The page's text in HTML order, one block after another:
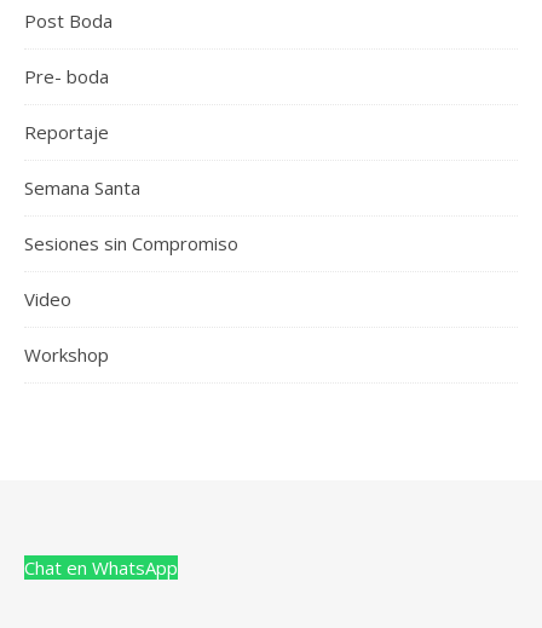
Post Boda
Pre- boda
Reportaje
Semana Santa
Sesiones sin Compromiso
Video
Workshop
Chat en WhatsApp